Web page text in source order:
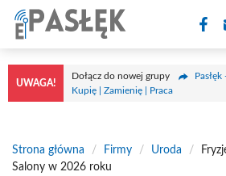
Przejdź
treści
UWAGA!
Dołącz do nowej grupy
Pasłęk
Kupię | Zamienię | Praca
Strona główna / Firmy / Uroda /
Salony w 2026 roku